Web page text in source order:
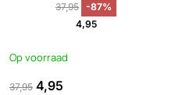
37,95 -87%
4,95
Op voorraad
37,95 4,95